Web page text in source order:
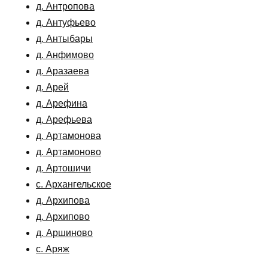
д. Антропова
д. Антуфьево
д. Антыбары
д. Анфимово
д. Аразаева
д. Арей
д. Арефина
д. Арефьева
д. Артамонова
д. Артамоново
д. Артошичи
с. Архангельское
д. Архипова
д. Архипово
д. Аршиново
с. Аряж